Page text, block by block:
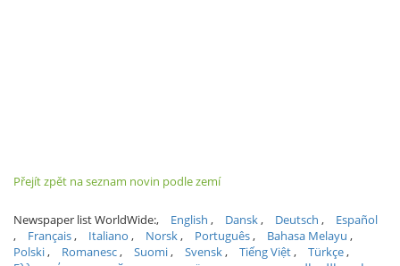
Přejít zpět na seznam novin podle zemí
Newspaper list WorldWide: English Dansk Deutsch
Español
Français
Italiano Norsk Português
Bahasa Melayu
Polski
Romanesc Suomi Svensk Tiếng Việt
Türkçe